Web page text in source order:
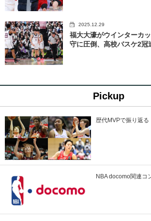
2025.12.29
福大大濠がウインターカ
守に圧倒、高校バスケ2冠
Pickup
歴代MVPで振り返る
NBA docomo関連コ